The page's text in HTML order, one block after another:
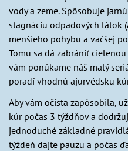
vody a zeme. Spôsobuje
stagnáciu odpadových látok
menšieho pohybu a väčšej
Tomu sa dá zabrániť
vám ponúkame náš malý
poradí vhodnú ajurvédsku
Aby vám očista zapôsobila,
kúr počas 3 týždňov a
jednoduché základné
týždeň dajte pauzu a počas